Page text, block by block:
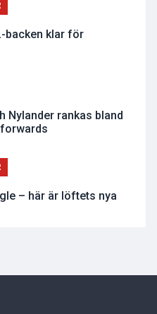
backen klar för
Nylander rankas bland
– här är löftets nya